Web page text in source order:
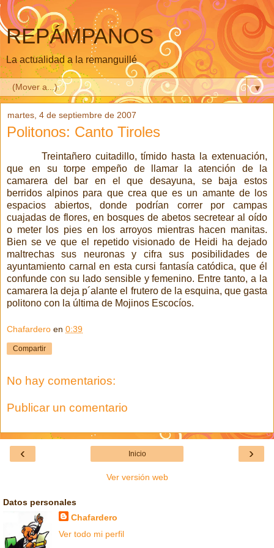
REPÁMPANOS
La actualidad a la remanguillé
▼
martes, 4 de septiembre de 2007
Politonos: Canto Tiroles
Treintañero cuitadillo, tímido hasta la extenuación,
que en su torpe empeño de llamar la atención de la
camarera del bar en el que desayuna, se baja estos
berridos alpinos para que crea que es un amante de los
espacios abiertos, donde podrían correr por campas
cuajadas de flores, en bosques de abetos secretear al oído
o meter los pies en los arroyos mientras hacen manitas.
Bien se ve que el repetido visionado de Heidi ha dejado
maltrechas sus neuronas y cifra sus posibilidades de
ayuntamiento carnal en esta cursi fantasía catódica, que él
confunde con su lado sensible y femenino. Entre tanto, a la
camarera la deja p´alante el frutero de la esquina, que gasta
politono con la última de Mojinos Escocíos.
Chafardero en 0:39
Compartir
No hay comentarios:
Publicar un comentario
‹ ›
Inicio
Ver versión web
Datos personales
Chafardero
Ver todo mi perfil